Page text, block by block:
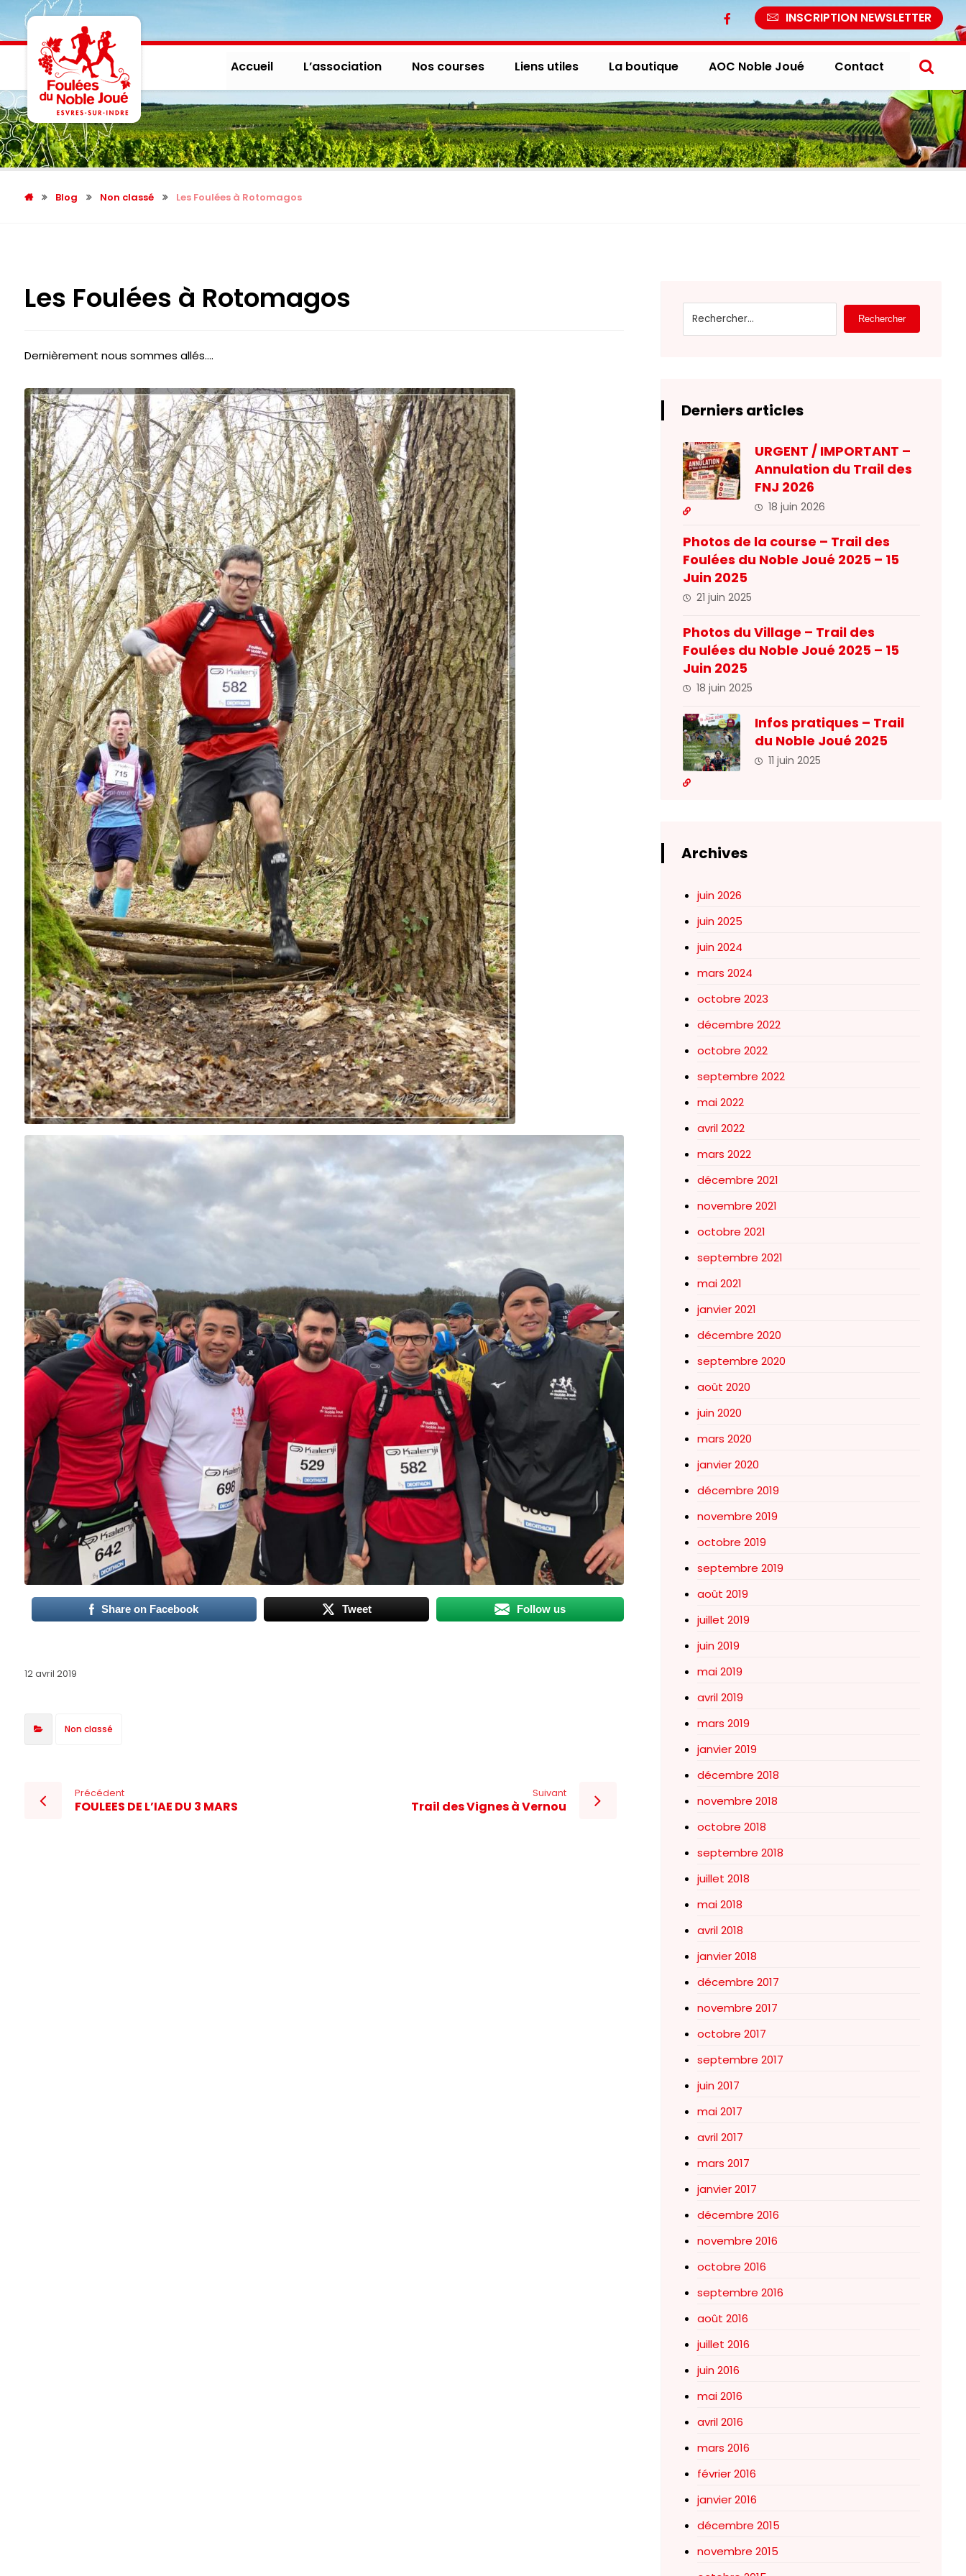
INSCRIPTION NEWSLETTER
Accueil L’association Nos courses Liens utiles La boutique AOC Noble Joué Contact
Blog Non classé Les Foulées à Rotomagos
Les Foulées à Rotomagos
Dernièrement nous sommes allés….
Share on Facebook Tweet Follow us
12 avril 2019
Non classé
Précédent
FOULEES DE L’IAE DU 3 MARS
Suivant
Trail des Vignes à Vernou
Rechercher
Derniers articles
URGENT / IMPORTANT –
Annulation du Trail des
FNJ 2026
18 juin 2026
Photos de la course – Trail des
Foulées du Noble Joué 2025 – 15
Juin 2025
21 juin 2025
Photos du Village – Trail des
Foulées du Noble Joué 2025 – 15
Juin 2025
18 juin 2025
Infos pratiques – Trail
du Noble Joué 2025
11 juin 2025
Archives
juin 2026
juin 2025
juin 2024
mars 2024
octobre 2023
décembre 2022
octobre 2022
septembre 2022
mai 2022
avril 2022
mars 2022
décembre 2021
novembre 2021
octobre 2021
septembre 2021
mai 2021
janvier 2021
décembre 2020
septembre 2020
août 2020
juin 2020
mars 2020
janvier 2020
décembre 2019
novembre 2019
octobre 2019
septembre 2019
août 2019
juillet 2019
juin 2019
mai 2019
avril 2019
mars 2019
janvier 2019
décembre 2018
novembre 2018
octobre 2018
septembre 2018
juillet 2018
mai 2018
avril 2018
janvier 2018
décembre 2017
novembre 2017
octobre 2017
septembre 2017
juin 2017
mai 2017
avril 2017
mars 2017
janvier 2017
décembre 2016
novembre 2016
octobre 2016
septembre 2016
août 2016
juillet 2016
juin 2016
mai 2016
avril 2016
mars 2016
février 2016
janvier 2016
décembre 2015
novembre 2015